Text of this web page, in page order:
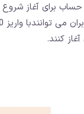
برای آغاز
دلار از طریق یکی از روشهای
کنند.